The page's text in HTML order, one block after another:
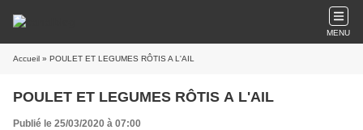
MENU
Accueil » POULET ET LEGUMES RÔTIS A L'AIL
POULET ET LEGUMES RÔTIS A L'AIL
Publié le 25/03/2020 à 07:00